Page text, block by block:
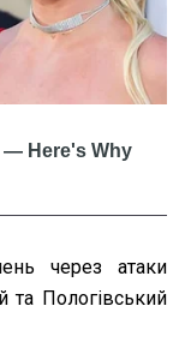
через атаки
та Пологівський